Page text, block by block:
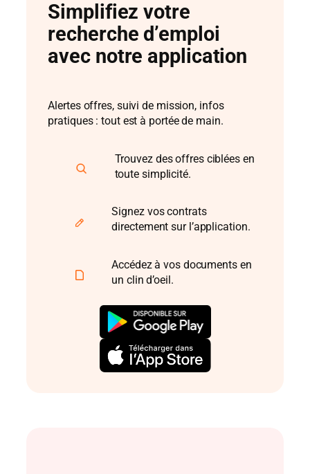
Simplifiez votre
recherche d’emploi
avec notre application
Alertes offres, suivi de mission, infos
pratiques : tout est à portée de main.
Trouvez des offres ciblées en
toute simplicité.
Signez vos contrats
directement sur l’application.
Accédez à vos documents en
un clin d’oeil.